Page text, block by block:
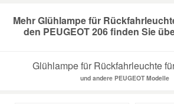
Mehr Glühlampe für
den PEUGEOT 206 finden Sie
Glühlampe für Rückfahrleuchte
und andere PEUGEOT Modelle
Mini Ersatzteile